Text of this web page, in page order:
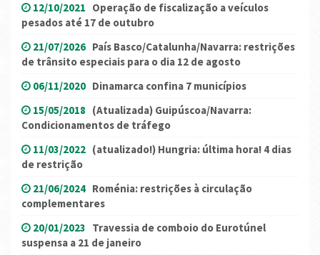
12/10/2021 Operação de fiscalização a veículos
pesados até 17 de outubro
21/07/2026 País Basco/Catalunha/Navarra: restrições
de trânsito especiais para o dia 12 de agosto
06/11/2020 Dinamarca confina 7 municípios
15/05/2018 (Atualizada) Guipúscoa/Navarra:
Condicionamentos de tráfego
11/03/2022 (atualizado!) Hungria: última hora! 4 dias
de restrição
21/06/2024 Roménia: restrições à circulação
complementares
20/01/2023 Travessia de comboio do Eurotúnel
suspensa a 21 de janeiro